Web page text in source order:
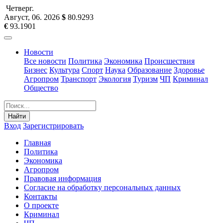
Четверг.
Август, 06. 2026 $ 80.9293
€ 93.1901
Новости
Все новости Политика Экономика Происшествия
Бизнес Культура Спорт Наука Образование Здоровье
Агропром Транспорт Экология Туризм ЧП Криминал
Общество
Найти
Вход Зарегистрировать
Главная
Политика
Экономика
Агропром
Правовая информация
Согласие на обработку персональных данных
Контакты
О проекте
Криминал